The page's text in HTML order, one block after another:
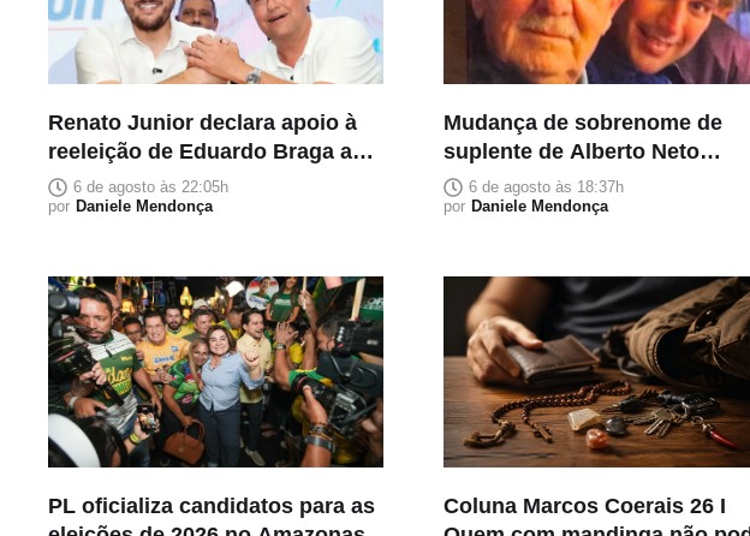
Renato Junior declara apoio à
reeleição de Eduardo Braga ao
Senado
6 de agosto às 22:05h
por Daniele Mendonça
Mudança de sobrenome de
suplente de Alberto Neto
homenageia pai falecido e
carrega significado familiar
6 de agosto às 18:37h
por Daniele Mendonça
PL oficializa candidatos para as
Coluna Marcos Coerais 26 I